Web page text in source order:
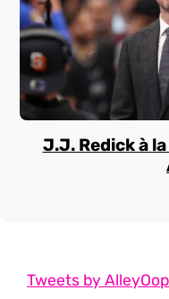
J.J. Redick à
Tweets by